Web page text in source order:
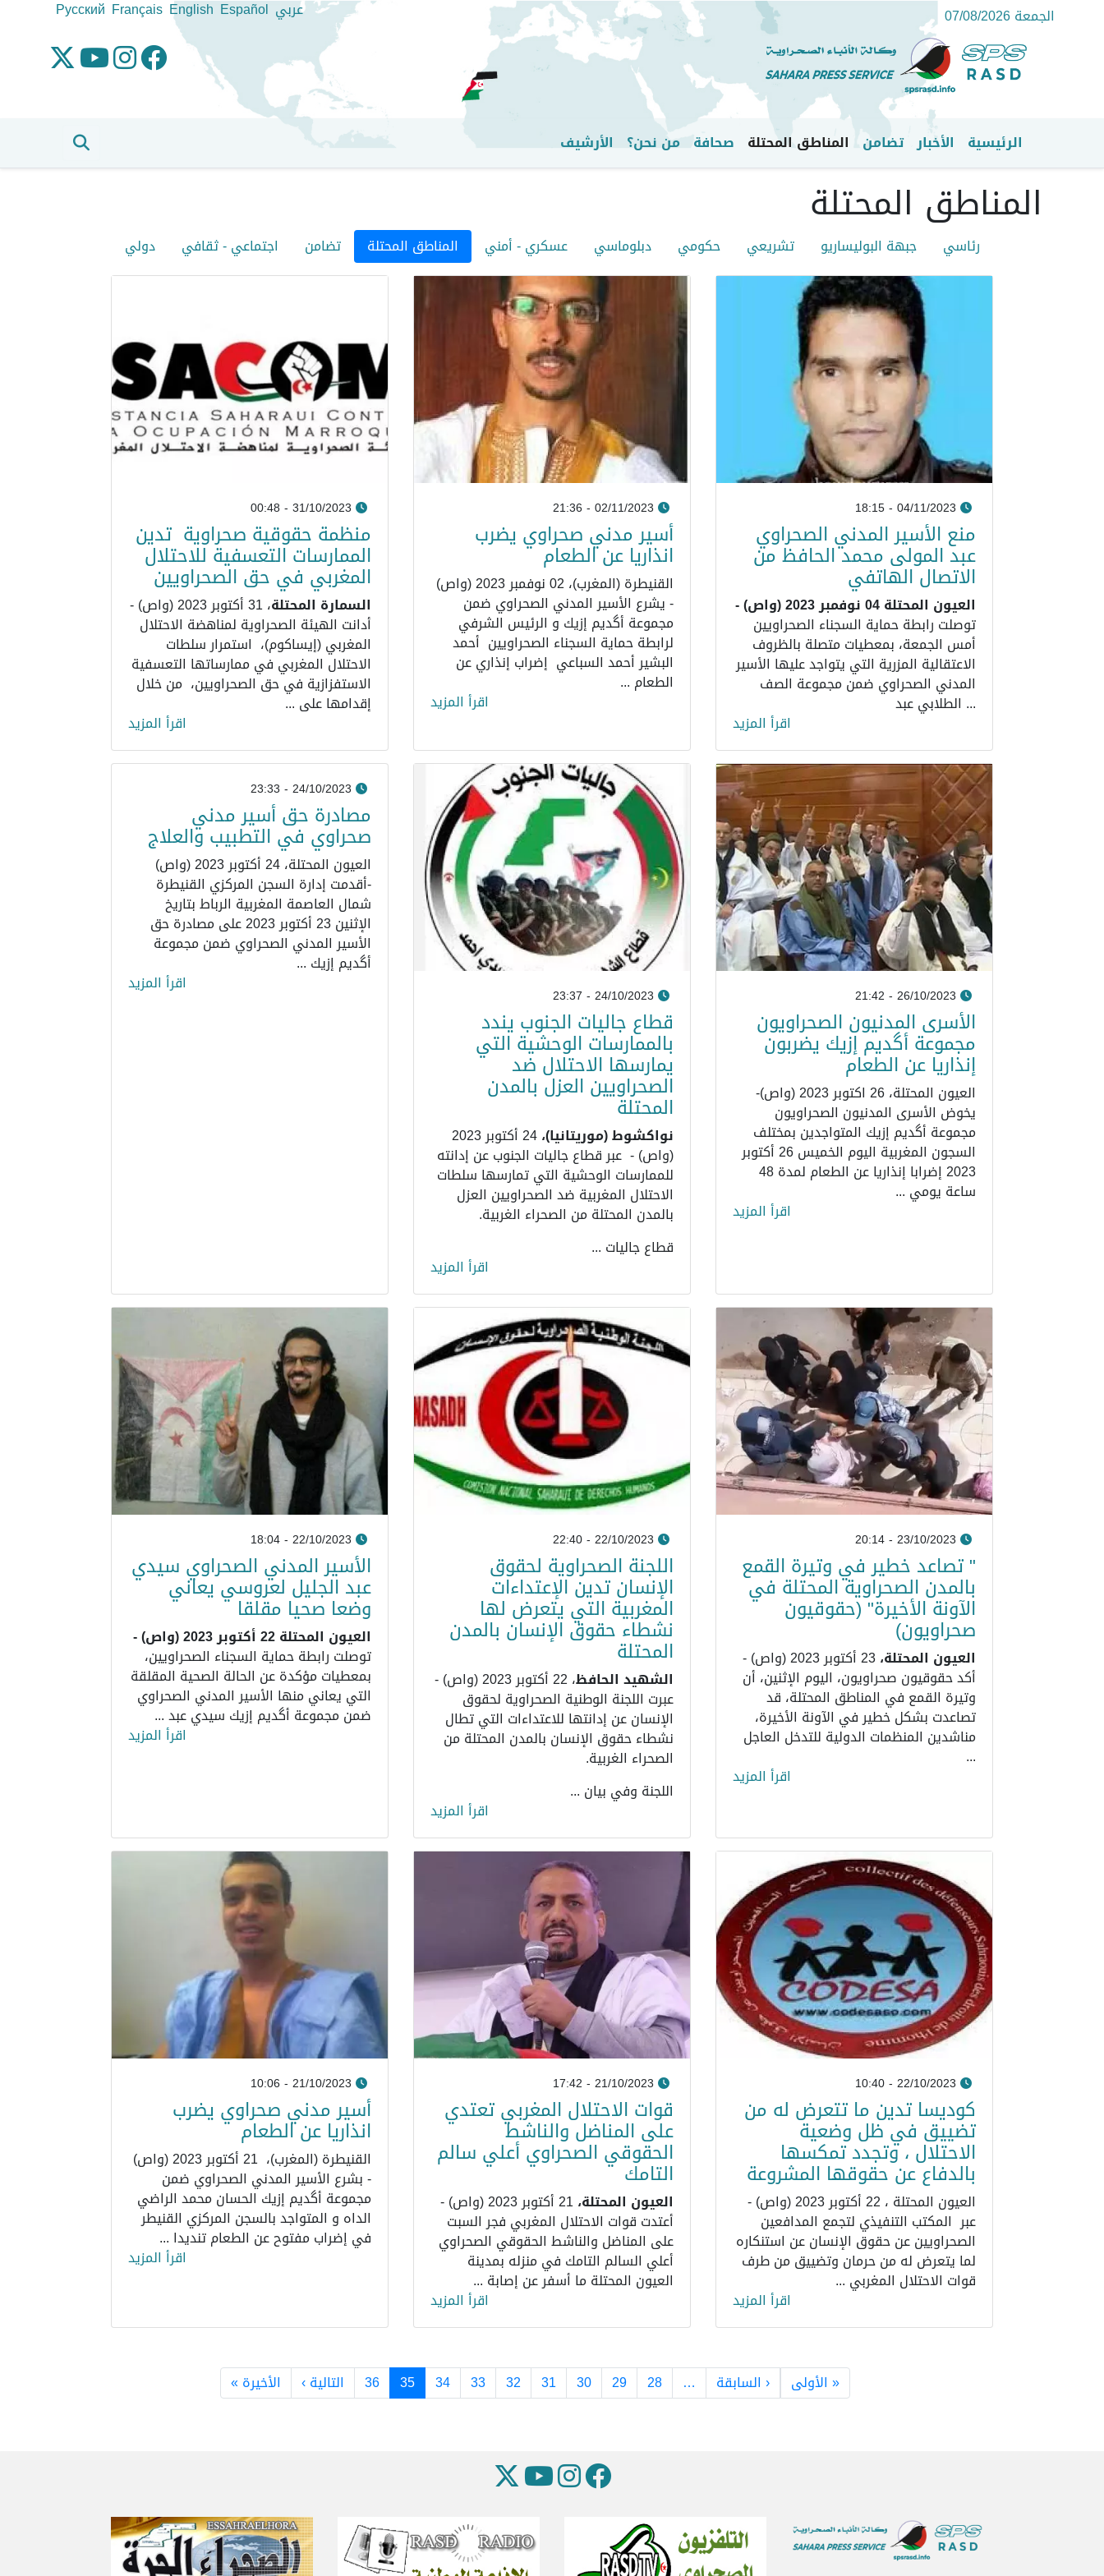
تجاوز
إلى
المحتوى
الرئيسي
الجمعة 07/08/2026 عربي Español
English
Français
Pусский
القائمة الرئيسية
الرئيسية الأخبار تضامن المناطق المحتلة صحافة من نحن؟ الأرشيف
المناطق المحتلة
Depeches menu
رئاسي جبهة البوليساريو تشريعي حكومي دبلوماسي عسكري - أمني المناطق المحتلة تضامن اجتماعي - ثقافي دولي
04/11/2023 - 18:15
منع الأسير المدني الصحراوي
عبد المولى محمد الحافظ من
الاتصال الهاتفي
العيون المحتلة 04 نوفمبر 2023 (واص) -
توصلت رابطة حماية السجناء الصحراويين
أمس الجمعة، بمعطيات متصلة بالظروف
الاعتقالية المزرية التي يتواجد عليها الأسير
المدني الصحراوي ضمن مجموعة الصف
الطلابي عبد ...
اقرأ المزيد
02/11/2023 - 21:36
أسير مدني صحراوي يضرب
انذاريا عن الطعام
القنيطرة (المغرب)، 02 نوفمبر 2023 (واص)
- يشرع الأسير المدني الصحراوي ضمن
مجموعة أگديم إزيك و الرئيس الشرفي
لرابطة حماية السجناء الصحراويين أحمد
البشير أحمد السباعي إضراب إنذاري عن
الطعام ...
اقرأ المزيد
31/10/2023 - 00:48
منظمة حقوقية صحراوية تدين
الممارسات التعسفية للاحتلال
المغربي في حق الصحراويين
السمارة المحتلة ، 31 أكتوبر 2023 (واص) -
أدانت الهيئة الصحراوية لمناهضة الاحتلال
المغربي (إيساكوم)، استمرار سلطات
الاحتلال المغربي في ممارساتها التعسفية
الاستفزازية في حق الصحراويين، من خلال
إقدامها على ...
اقرأ المزيد
26/10/2023 - 21:42
الأسرى المدنيون الصحراويون
مجموعة أگديم إزيك يضربون
إنذاريا عن الطعام
العيون المحتلة، 26 اكتوبر 2023 (واص)-
يخوض الأسرى المدنيون الصحراويون
مجموعة أگديم إزيك المتواجدين بمختلف
السجون المغربية اليوم الخميس 26 أكتوبر
2023 إضرابا إنذاريا عن الطعام لمدة 48
ساعة يومي ...
اقرأ المزيد
24/10/2023 - 23:37
قطاع جاليات الجنوب يندد
بالممارسات الوحشية التي
يمارسها الاحتلال ضد
الصحراويين العزل بالمدن
المحتلة
نواكشوط (موريتانيا)، 24 أكتوبر 2023
(واص) - عبر قطاع جاليات الجنوب عن إدانته
للممارسات الوحشية التي تمارسها سلطات
الاحتلال المغربية ضد الصحراويين العزل
بالمدن المحتلة من الصحراء الغربية.
قطاع جاليات ...
اقرأ المزيد
24/10/2023 - 23:33
مصادرة حق أسير مدني
صحراوي في التطبيب والعلاج
العيون المحتلة، 24 أكتوبر 2023 (واص)
-أقدمت إدارة السجن المركزي القنيطرة
شمال العاصمة المغربية الرباط بتاريخ
الإثنين 23 أكتوبر 2023 على مصادرة حق
الأسير المدني الصحراوي ضمن مجموعة
أگديم إزيك ...
اقرأ المزيد
23/10/2023 - 20:14
" تصاعد خطير في وتيرة القمع
بالمدن الصحراوية المحتلة في
الآونة الأخيرة" (حقوقيون
صحراويون)
العيون المحتلة، 23 أكتوبر 2023 (واص) -
أكد حقوقيون صحراويون، اليوم الإثنين، أن
وتيرة القمع في المناطق المحتلة، قد
تصاعدت بشكل خطير في الآونة الأخيرة،
مناشدين المنظمات الدولية للتدخل العاجل
...
اقرأ المزيد
22/10/2023 - 22:40
اللجنة الصحراوية لحقوق
الإنسان تدين الإعتداءات
المغربية التي يتعرض لها
نشطاء حقوق الإنسان بالمدن
المحتلة
الشهيد الحافظ ، 22 أكتوبر 2023 (واص) -
عبرت اللجنة الوطنية الصحراوية لحقوق
الإنسان عن إدانتها للاعتداءات التي تطال
نشطاء حقوق الإنسان بالمدن المحتلة من
الصحراء الغربية.
اللجنة وفي بيان ...
اقرأ المزيد
22/10/2023 - 18:04
الأسير المدني الصحراوي سيدي
عبد الجليل لعروسي يعاني
وضعا صحيا مقلقا
العيون المحتلة 22 أكتوبر 2023 (واص) -
توصلت رابطة حماية السجناء الصحراويين،
بمعطيات مؤكدة عن الحالة الصحية المقلقة
التي يعاني منها الأسير المدني الصحراوي
ضمن مجموعة أگديم إزيك سيدي عبد ...
اقرأ المزيد
22/10/2023 - 10:40
كوديسا تدين ما تتعرض له من
تضييق في ظل وضعية
الاحتلال ، وتجدد تمكسها
بالدفاع عن حقوقها المشروعة
العيون المحتلة ، 22 أكتوبر 2023 (واص) -
عبر المكتب التنفيذي لتجمع المدافعين
الصحراويين عن حقوق الإنسان عن استنكاره
لما يتعرض له من حرمان وتضييق من طرف
قوات الاحتلال المغربي ...
اقرأ المزيد
21/10/2023 - 17:42
قوات الاحتلال المغربي تعتدي
على المناضل والناشط
الحقوقي الصحراوي أعلي سالم
التامك
العيون المحتلة، 21 أكتوبر 2023 (واص) -
أعتدت قوات الاحتلال المغربي فجر السبت
على المناضل والناشط الحقوقي الصحراوي
أعلي السالم التامك في منزله بمدينة
العيون المحتلة ما أسفر عن إصابة ...
اقرأ المزيد
21/10/2023 - 10:06
أسير مدني صحراوي يضرب
انذاريا عن الطعام
القنيطرة (المغرب)، 21 أكتوبر 2023 (واص)
- بشرع الأسير المدني الصحراوي ضمن
مجموعة أگديم إزيك الحسان محمد الراضي
الداه و المتواجد بالسجن المركزي القنيطر
في إضراب مفتوح عن الطعام تنديدا ...
اقرأ المزيد
« الأولى الصفحة الأولى
‹ السابقة الصفحة السابقة
…
28
29
30
31
32
33
34
35
36 التالية ›الصفحة التالية
الأخيرة »الصفحة الأخيرة